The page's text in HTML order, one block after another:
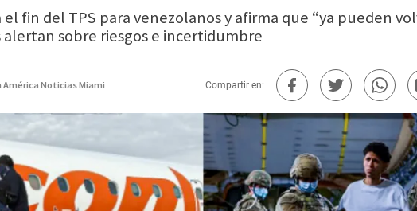
el fin del TPS para venezolanos y afirma que “ya pueden
alertan sobre riesgos e incertidumbre
América Noticias Miami Compartir en: